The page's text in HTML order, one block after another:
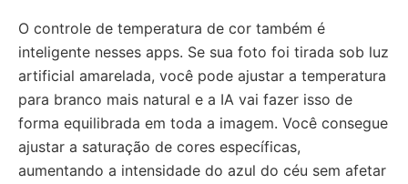
O controle de temperatura de cor também é
inteligente nesses apps. Se sua foto foi tirada sob luz
artificial amarelada, você pode ajustar a temperatura
para branco mais natural e a IA vai fazer isso de
forma equilibrada em toda a imagem. Você consegue
ajustar a saturação de cores específicas,
aumentando a intensidade do azul do céu sem afetar